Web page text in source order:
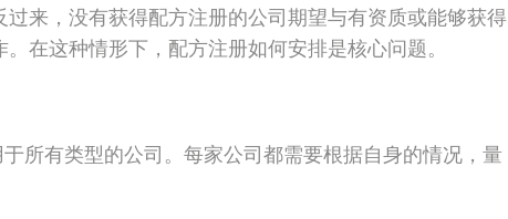
过来，没有获得配方注册的公司期望与有资质或能够获得
在这种情形下，配方注册如何安排是核心问题。
所有类型的公司。每家公司都需要根据自身的情况，量